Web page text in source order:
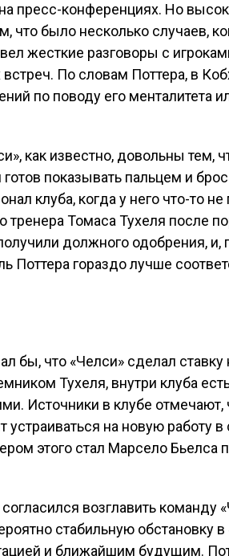
пресс-конференциях. Но
что было несколько случаев,
жесткие разговоры с
По словам Поттера, в
по поводу его менталитета
как известно, довольны тем,
показывать пальцем и
клуба, когда у него что-то
тренера Томаса Тухеля после
должного одобрения, и,
Поттера гораздо лучше
бы, что «Челси» сделал ставку
Тухеля, внутри клуба
Источники в клубе
устраиваться на новую работу в
этого стал Марсело Бьелса
согласился возглавить команду
стабильную обстановку в
и ближайшим будущим.